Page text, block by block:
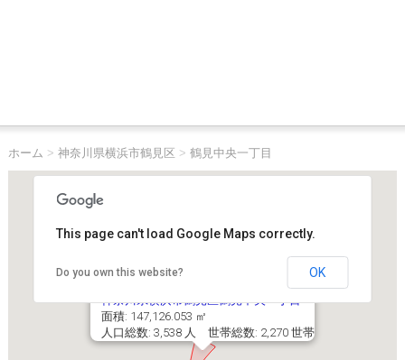
ホーム > 神奈川県横浜市鶴見区 > 鶴見中央一丁目
神奈川県横浜市鶴見区鶴見中央一丁目
面積: 147,126.053 ㎡
人口総数: 3,538 人 世帯総数: 2,270 世帯
This page can't load Google Maps correctly.
Do you own this website? OK